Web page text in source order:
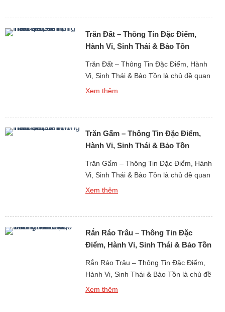
Nam […]
Trăn Đất – Thông Tin Đặc Điểm,
Hành Vi, Sinh Thái & Bảo Tồn
Trăn Đất – Thông Tin Đặc Điểm, Hành
Vi, Sinh Thái & Bảo Tồn là chủ đề quan
trọng khi tìm hiểu về thế giới động vật
Nam […]
Xem thêm
Trăn Gấm – Thông Tin Đặc Điểm,
Hành Vi, Sinh Thái & Bảo Tồn
Trăn Gấm – Thông Tin Đặc Điểm, Hành
Vi, Sinh Thái & Bảo Tồn là chủ đề quan
trọng khi tìm hiểu về thế giới động vật
khổng lồ, […]
Xem thêm
Rắn Ráo Trâu – Thông Tin Đặc
Điểm, Hành Vi, Sinh Thái & Bảo Tồn
Rắn Ráo Trâu – Thông Tin Đặc Điểm,
Hành Vi, Sinh Thái & Bảo Tồn là chủ đề
quan trọng khi tìm hiểu về thế giới động
Xem thêm